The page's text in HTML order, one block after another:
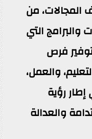
من
والبرامج التي
فرص
والعمل،
رؤية
والعدالة